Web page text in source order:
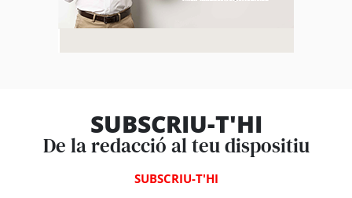
SUBSCRIU-T'HI
De la redacció al teu dispositiu
SUBSCRIU-T'HI